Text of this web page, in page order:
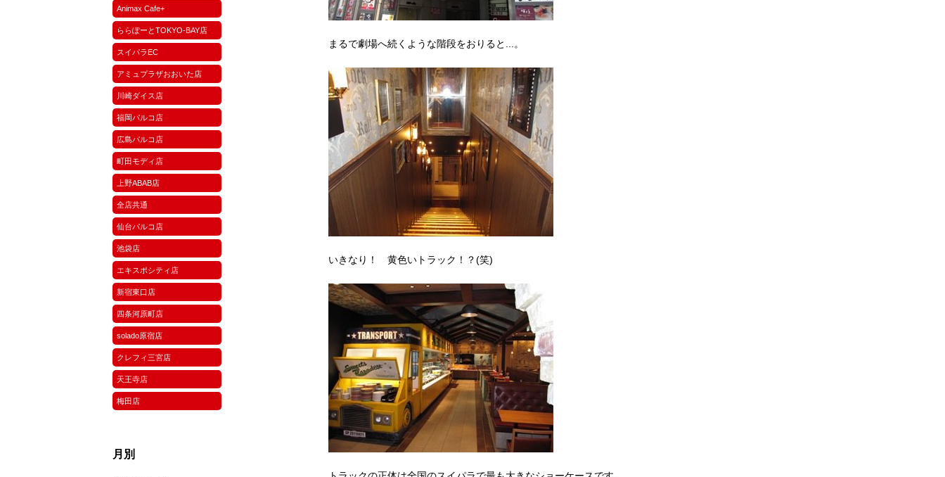
Animax Cafe+
ららぽーとTOKYO-BAY店
スイパラEC
アミュプラザおおいた店
川崎ダイス店
福岡パルコ店
広島パルコ店
町田モディ店
上野ABAB店
全店共通
仙台パルコ店
池袋店
エキスポシティ店
新宿東口店
四条河原町店
solado原宿店
クレフィ三宮店
天王寺店
梅田店
月別
まるで劇場へ続くような階段をおりると...。
いきなり！ 黄色いトラック！？(笑)